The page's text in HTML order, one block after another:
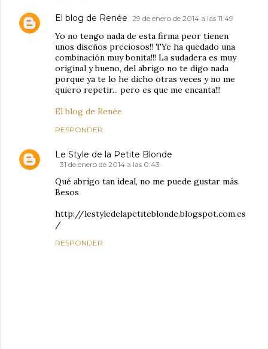
El blog de Renée 29 de enero de 2014 a las 11:49
Yo no tengo nada de esta firma peor tienen
unos diseños preciosos!! TYe ha quedado una
combinación muy bonita!!! La sudadera es muy
original y bueno, del abrigo no te digo nada
porque ya te lo he dicho otras veces y no me
quiero repetir... pero es que me encanta!!!
El blog de Renée
RESPONDER
Le Style de la Petite Blonde
31 de enero de 2014 a las 0:43
Qué abrigo tan ideal, no me puede gustar más.
Besos
http://lestyledelapetiteblonde.blogspot.com.es
/
RESPONDER